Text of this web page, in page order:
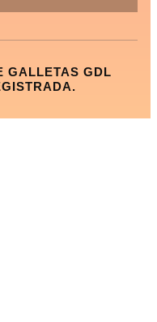
GALLETAS GDL